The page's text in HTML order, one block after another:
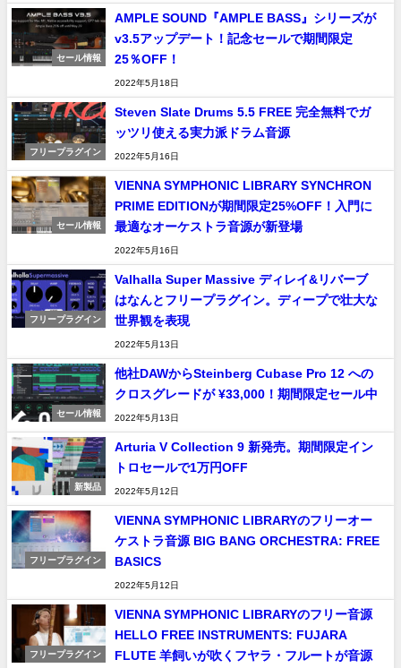
セール情報
AMPLE SOUND『AMPLE BASS』シリーズが
v3.5アップデート！記念セールで期間限定
25％OFF！
2022年5月18日
フリープラグイン
Steven Slate Drums 5.5 FREE 完全無料でガ
ッツリ使える実力派ドラム音源
2022年5月16日
セール情報
VIENNA SYMPHONIC LIBRARY SYNCHRON
PRIME EDITIONが期間限定25%OFF！入門に
最適なオーケストラ音源が新登場
2022年5月16日
フリープラグイン
Valhalla Super Massive ディレイ&リバーブ
はなんとフリープラグイン。ディープで壮大な
世界観を表現
2022年5月13日
セール情報
他社DAWからSteinberg Cubase Pro 12 への
クロスグレードが ¥33,000！期間限定セール中
2022年5月13日
新製品
Arturia V Collection 9 新発売。期間限定イン
トロセールで1万円OFF
2022年5月12日
フリープラグイン
VIENNA SYMPHONIC LIBRARYのフリーオー
ケストラ音源 BIG BANG ORCHESTRA: FREE
BASICS
2022年5月12日
フリープラグイン
VIENNA SYMPHONIC LIBRARYのフリー音源
HELLO FREE INSTRUMENTS: FUJARA
FLUTE 羊飼いが吹くフヤラ・フルートが音源